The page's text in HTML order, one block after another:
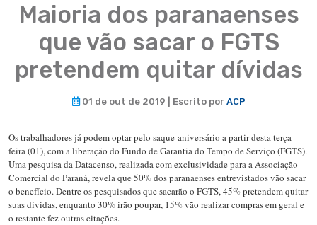
Maioria dos paranaenses
que vão sacar o FGTS
pretendem quitar dívidas
01 de out de 2019 | Escrito por ACP
Os trabalhadores já podem optar pelo saque-aniversário a partir desta terça-
feira (01), com a liberação do Fundo de Garantia do Tempo de Serviço (FGTS).
Uma pesquisa da Datacenso, realizada com exclusividade para a Associação
Comercial do Paraná, revela que 50% dos paranaenses entrevistados vão sacar
o benefício. Dentre os pesquisados que sacarão o FGTS, 45% pretendem quitar
suas dívidas, enquanto 30% irão poupar, 15% vão realizar compras em geral e
o restante fez outras citações.